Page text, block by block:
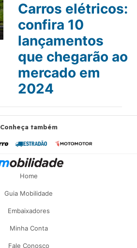
Carros elétricos:
confira 10
lançamentos
que chegarão ao
mercado em
2024
Conheça também
Home
Guia Mobilidade
Embaixadores
Minha Conta
Fale Conosco